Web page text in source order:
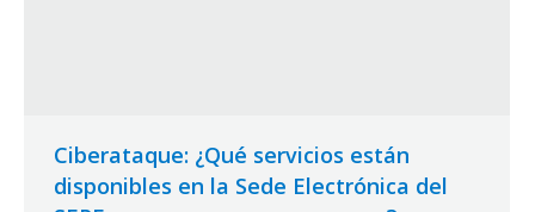
Ciberataque: ¿Qué servicios están
disponibles en la Sede Electrónica del